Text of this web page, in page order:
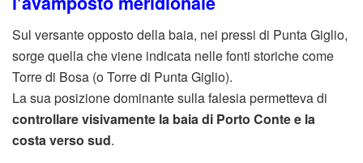
Sul versante opposto della baia, nei pressi di Punta Giglio,
sorge quella che viene indicata nelle fonti storiche come
Torre di Bosa (o Torre di Punta Giglio).
La sua posizione dominante sulla falesia permetteva di
controllare visivamente la baia di Porto Conte e la
costa verso sud.